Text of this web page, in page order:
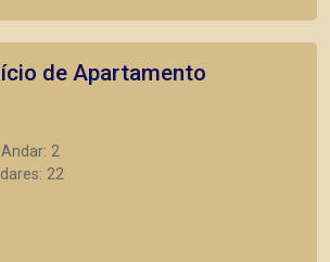
de Apartamento
2
22